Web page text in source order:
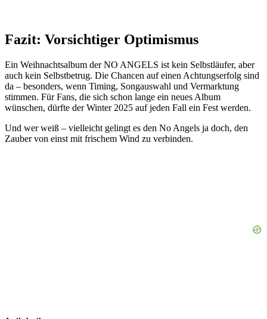
Fazit: Vorsichtiger Optimismus
Ein Weihnachtsalbum der NO ANGELS ist kein Selbstläufer, aber
auch kein Selbstbetrug. Die Chancen auf einen Achtungserfolg sind
da – besonders, wenn Timing, Songauswahl und Vermarktung
stimmen. Für Fans, die sich schon lange ein neues Album
wünschen, dürfte der Winter 2025 auf jeden Fall ein Fest werden.
Und wer weiß – vielleicht gelingt es den No Angels ja doch, den
Zauber von einst mit frischem Wind zu verbinden.